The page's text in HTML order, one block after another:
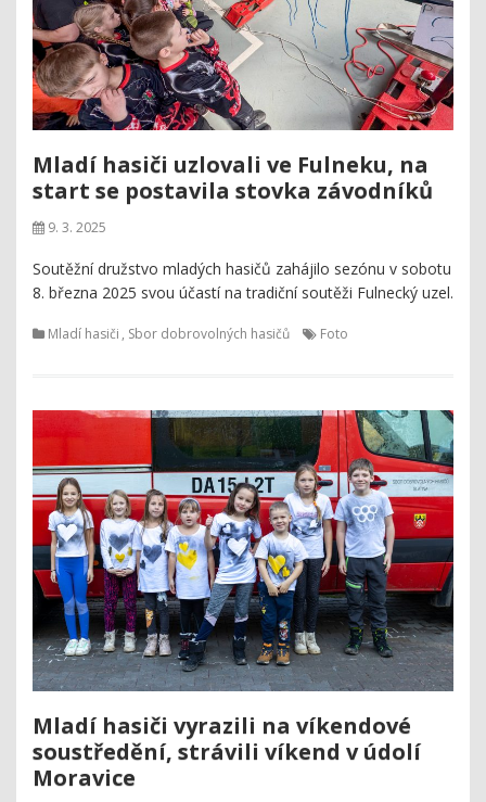
Mladí hasiči uzlovali ve Fulneku, na
start se postavila stovka závodníků
9. 3. 2025
Soutěžní družstvo mladých hasičů zahájilo sezónu v sobotu
8. března 2025 svou účastí na tradiční soutěži Fulnecký uzel.
Mladí hasiči , Sbor dobrovolných hasičů Foto
Mladí hasiči vyrazili na víkendové
soustředění, strávili víkend v údolí
Moravice